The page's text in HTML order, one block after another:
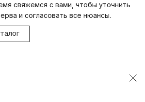
свяжемся с вами, чтобы уточнить
и согласовать все нюансы.